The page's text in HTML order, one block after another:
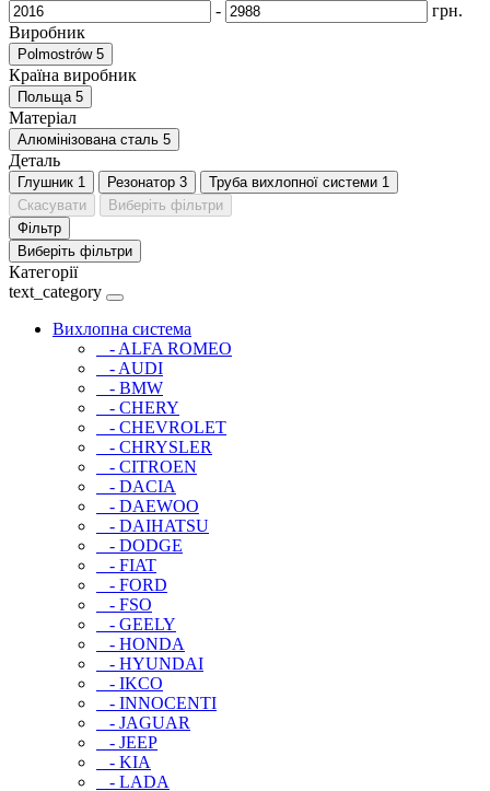
-
грн.
Виробник
Polmostrów 5
Країна виробник
Польща 5
Матеріал
Алюмінізована сталь 5
Деталь
Глушник 1 Резонатор 3 Труба вихлопної системи 1
Скасувати
Виберіть фільтри
Фільтр
Виберіть фільтри
Категорії
text_category
Вихлопна система
- ALFA ROMEO
- AUDI
- BMW
- CHERY
- CHEVROLET
- CHRYSLER
- CITROEN
- DACIA
- DAEWOO
- DAIHATSU
- DODGE
- FIAT
- FORD
- FSO
- GEELY
- HONDA
- HYUNDAI
- IKCO
- INNOCENTI
- JAGUAR
- JEEP
- KIA
- LADA